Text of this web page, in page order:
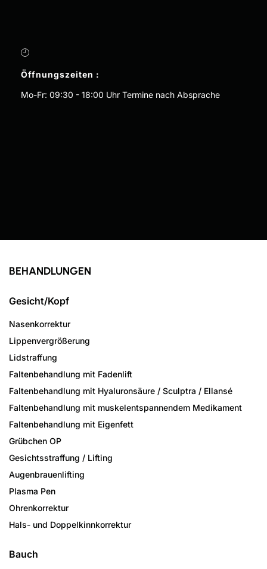
Öffnungszeiten :
Mo-Fr: 09:30 - 18:00 Uhr Termine nach Absprache
BEHANDLUNGEN
Gesicht/Kopf
Nasenkorrektur
Lippenvergrößerung
Lidstraffung
Faltenbehandlung mit Fadenlift
Faltenbehandlung mit Hyaluronsäure / Sculptra / Ellansé
Faltenbehandlung mit muskelentspannendem Medikament
Faltenbehandlung mit Eigenfett
Grübchen OP
Gesichtsstraffung / Lifting
Augenbrauenlifting
Plasma Pen
Ohrenkorrektur
Hals- und Doppelkinnkorrektur
Bauch